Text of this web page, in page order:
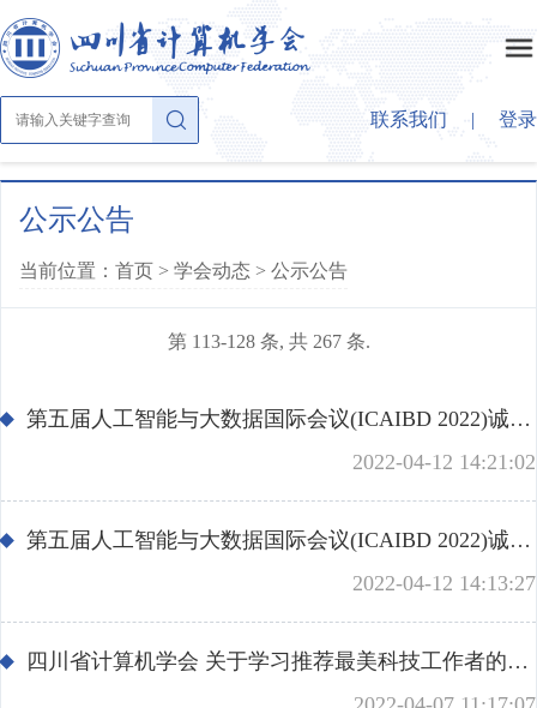
联系我们 | 登录
首页
章法条则
大事纪要
智策顾问
学会活动
关注学会
理事会成员
学会专家团
会员学术成就
公示公告
当前位置：首页 > 学会动态 > 公示公告
第 113-128 条, 共 267 条.
第五届人工智能与大数据国际会议(ICAIBD 2022)诚邀您的参与
2022-04-12 14:21:02
第五届人工智能与大数据国际会议(ICAIBD 2022)诚邀您的参与
2022-04-12 14:13:27
四川省计算机学会 关于学习推荐最美科技工作者的通知